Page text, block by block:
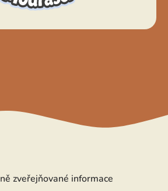
zveřejňované informace